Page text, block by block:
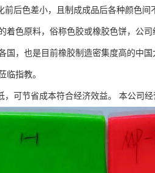
前后色差小，且制成成品后各种颜色
着色原料，俗称色胶或橡胶色饼，公司
国，也是目前橡胶制造密集度高的中
临指教。
，可节省成本符合经济效益。 本公司经